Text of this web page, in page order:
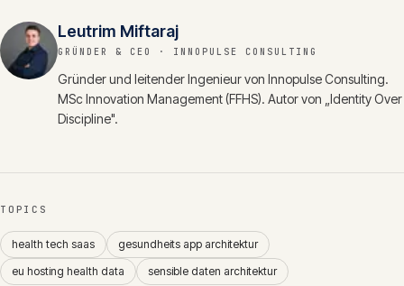
Leutrim Miftaraj
GRÜNDER & CEO · INNOPULSE CONSULTING
Gründer und leitender Ingenieur von Innopulse Consulting.
MSc Innovation Management (FFHS). Autor von „Identity Over
Discipline".
TOPICS
health tech saas
gesundheits app architektur
eu hosting health data
sensible daten architektur